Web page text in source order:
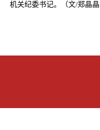
机关纪委书记。（文/郑晶